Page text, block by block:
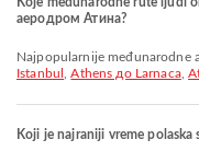
аеродром Атина?
Najpopularnije međunarodne
Istanbul
,Athens до Larnaca,
Koji je najraniji vreme